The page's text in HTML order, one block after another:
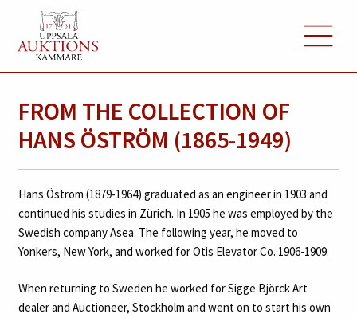
FROM THE COLLECTION OF
HANS ÖSTRÖM (1865-1949)
Hans Öström (1879-1964) graduated as an engineer in 1903 and
continued his studies in Zürich. In 1905 he was employed by the
Swedish company Asea. The following year, he moved to
Yonkers, New York, and worked for Otis Elevator Co. 1906-1909.
When returning to Sweden he worked for Sigge Björck Art
dealer and Auctioneer, Stockholm and went on to start his own